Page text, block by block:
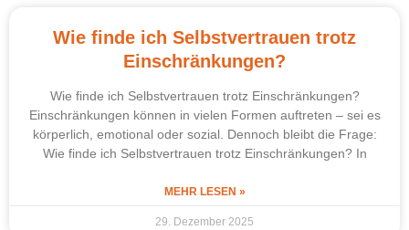
Wie finde ich Selbstvertrauen trotz
Einschränkungen?
Wie finde ich Selbstvertrauen trotz Einschränkungen?
Einschränkungen können in vielen Formen auftreten – sei es
körperlich, emotional oder sozial. Dennoch bleibt die Frage:
Wie finde ich Selbstvertrauen trotz Einschränkungen? In
MEHR LESEN »
29. Dezember 2025